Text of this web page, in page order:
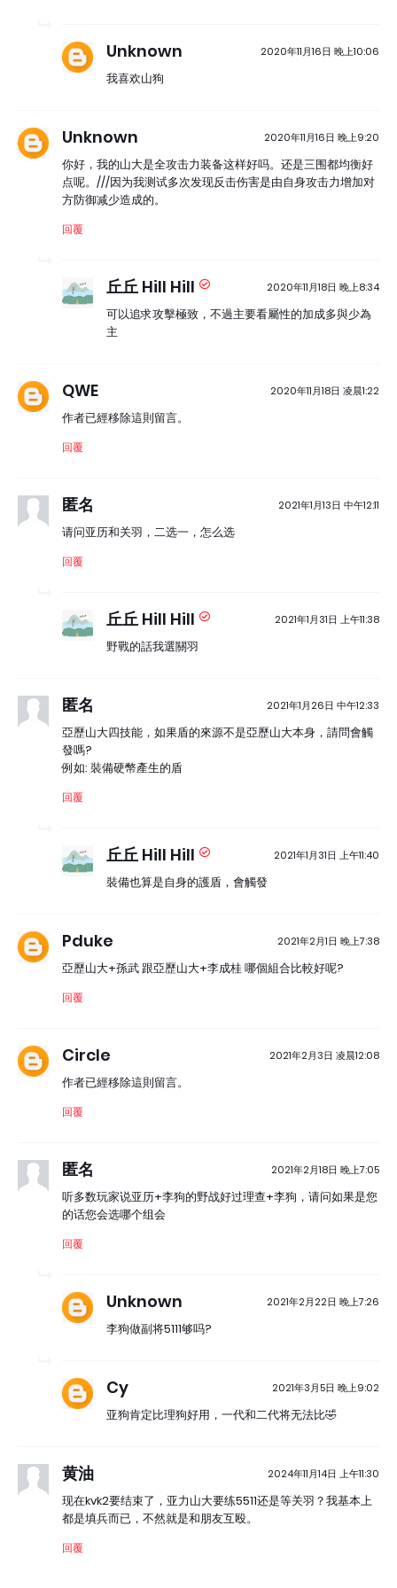
Unknown 2020年11月16日 晚上10:06
我喜欢山狗
Unknown 2020年11月16日 晚上9:20
你好，我的山大是全攻击力装备这样好吗。还是三围都均衡好
点呢。///因为我测试多次发现反击伤害是由自身攻击力增加对
方防御减少造成的。
回覆
丘丘 Hill Hill 2020年11月18日 晚上8:34
可以追求攻擊極致，不過主要看屬性的加成多與少為
主
QWE 2020年11月18日 凌晨1:22
作者已經移除這則留言。
回覆
匿名 2021年1月13日 中午12:11
请问亚历和关羽，二选一，怎么选
回覆
丘丘 Hill Hill 2021年1月31日 上午11:38
野戰的話我選關羽
匿名 2021年1月26日 中午12:33
亞歷山大四技能，如果盾的來源不是亞歷山大本身，請問會觸
發嗎?
例如: 裝備硬幣產生的盾
回覆
丘丘 Hill Hill 2021年1月31日 上午11:40
裝備也算是自身的護盾，會觸發
Pduke 2021年2月1日 晚上7:38
亞歷山大+孫武 跟亞歷山大+李成桂 哪個組合比較好呢?
回覆
Circle 2021年2月3日 凌晨12:08
作者已經移除這則留言。
回覆
匿名 2021年2月18日 晚上7:05
听多数玩家说亚历+李狗的野战好过理查+李狗，请问如果是您
的话您会选哪个组会
回覆
Unknown 2021年2月22日 晚上7:26
李狗做副将5111够吗?
Cy 2021年3月5日 晚上9:02
亚狗肯定比理狗好用，一代和二代将无法比🤣
黄油 2024年11月14日 上午11:30
现在kvk2要结束了，亚力山大要练5511还是等关羽？我基本上
都是填兵而已，不然就是和朋友互殴。
回覆